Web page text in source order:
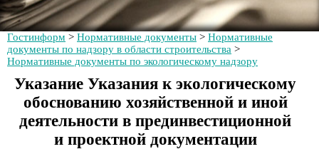
Гостинформ > Нормативные документы > Нормативные
документы по надзору в области строительства >
Нормативные документы по экологическому надзору
Указание Указания к экологическому
обоснованию хозяйственной и иной
деятельности в прединвестиционной
и проектной документации